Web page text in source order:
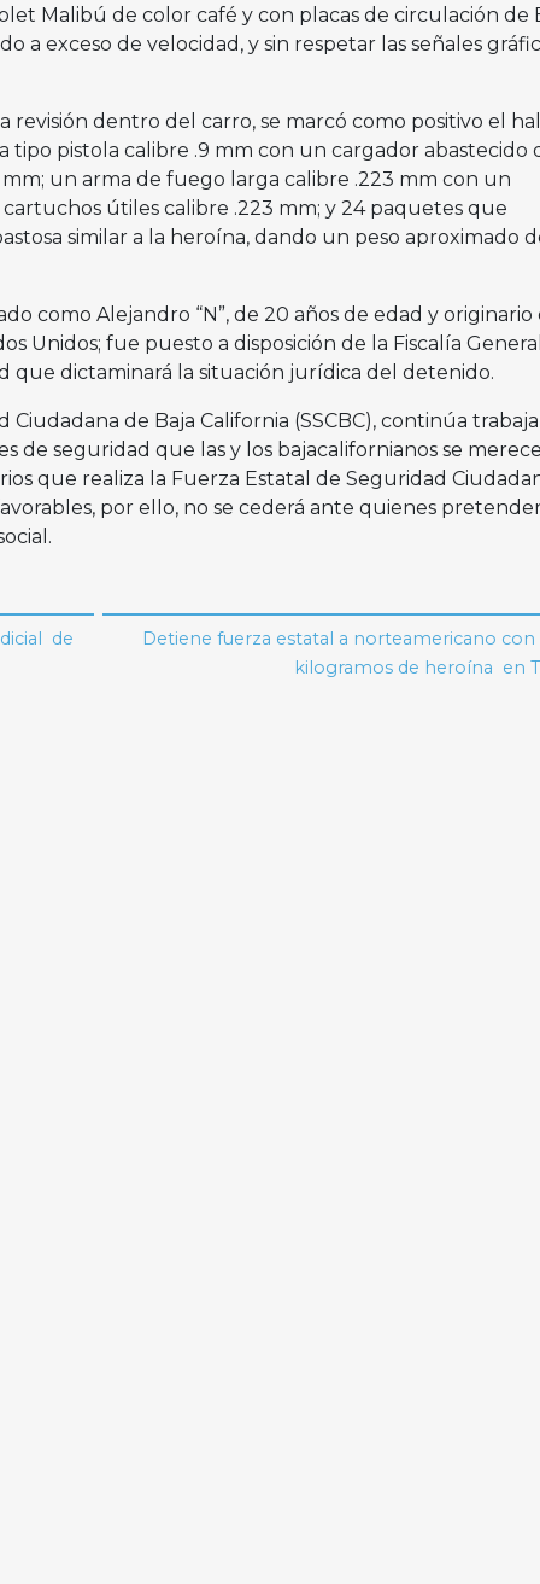
Malibú de color café y con placas de circulación de
a exceso de velocidad, y sin respetar las señales
revisión dentro del carro, se marcó como positivo el
pistola calibre .9 mm con un cargador abastecido
un arma de fuego larga calibre .223 mm con un
útiles calibre .223 mm; y 24 paquetes que
similar a la heroína, dando un peso aproximado
como Alejandro “N”, de 20 años de edad y originario
Unidos; fue puesto a disposición de la Fiscalía
que dictaminará la situación jurídica del detenido.
Ciudadana de Baja California (SSCBC), continúa
de seguridad que las y los bajacalifornianos se
que realiza la Fuerza Estatal de Seguridad
por ello, no se cederá ante quienes
de
Detiene fuerza estatal a norteamericano con
kilogramos de heroína en